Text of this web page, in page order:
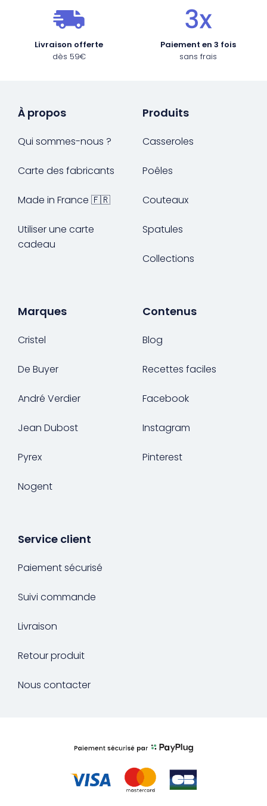
Livraison offerte
dès 59€
Paiement en 3 fois
sans frais
À propos
Qui sommes-nous ?
Carte des fabricants
Made in France 🇫🇷
Utiliser une carte
cadeau
Produits
Casseroles
Poêles
Couteaux
Spatules
Collections
Marques
Cristel
De Buyer
André Verdier
Jean Dubost
Pyrex
Nogent
Contenus
Blog
Recettes faciles
Facebook
Instagram
Pinterest
Service client
Paiement sécurisé
Suivi commande
Livraison
Retour produit
Nous contacter